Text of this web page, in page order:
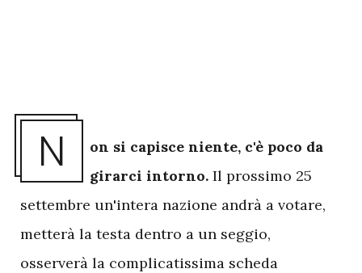
N
on si capisce niente, c'è poco da
girarci intorno. Il prossimo 25
settembre un'intera nazione andrà a votare,
metterà la testa dentro a un seggio,
osserverà la complicatissima scheda